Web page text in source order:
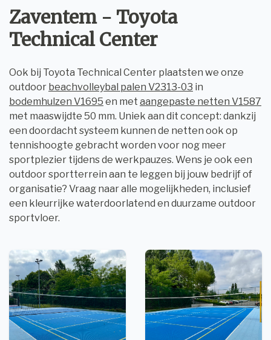
Zaventem - Toyota
Technical Center
Ook bij Toyota Technical Center plaatsten we onze
outdoor beachvolleybal palen V2313-03 in
bodemhulzen V1695 en met aangepaste netten V1587
met maaswijdte 50 mm. Uniek aan dit concept: dankzij
een doordacht systeem kunnen de netten ook op
tennishoogte gebracht worden voor nog meer
sportplezier tijdens de werkpauzes. Wens je ook een
outdoor sportterrein aan te leggen bij jouw bedrijf of
organisatie? Vraag naar alle mogelijkheden, inclusief
een kleurrijke waterdoorlatend en duurzame outdoor
sportvloer.